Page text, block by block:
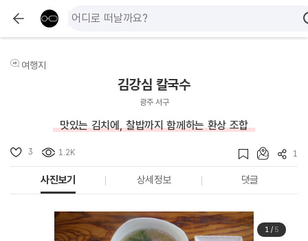
여행지
김강심 칼국수
광주 서구
맛있는 김치에, 찰밥까지 함께하는 환상 조합
3 1.2K 1
사진보기 상세정보 댓글
1/ 5